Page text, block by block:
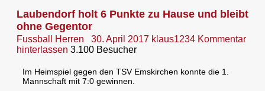
Laubendorf holt 6 Punkte zu Hause und bleibt
ohne Gegentor
Fussball Herren 30. April 2017 klaus1234 Kommentar
hinterlassen 3.100 Besucher
Im Heimspiel gegen den TSV Emskirchen konnte die 1.
Mannschaft mit 7:0 gewinnen.